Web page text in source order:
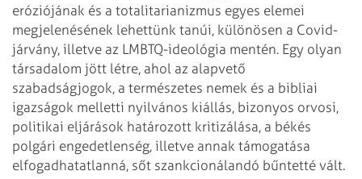
eróziójának és a totalitarianizmus egyes elemei
megjelenésének lehettünk tanúi, különösen a Covid-
járvány, illetve az LMBTQ-ideológia mentén. Egy olyan
társadalom jött létre, ahol az alapvető
szabadságjogok, a természetes nemek és a bibliai
igazságok melletti nyilvános kiállás, bizonyos orvosi,
politikai eljárások határozott kritizálása, a békés
polgári engedetlenség, illetve annak támogatása
elfogadhatatlanná, sőt szankcionálandó bűntetté vált.